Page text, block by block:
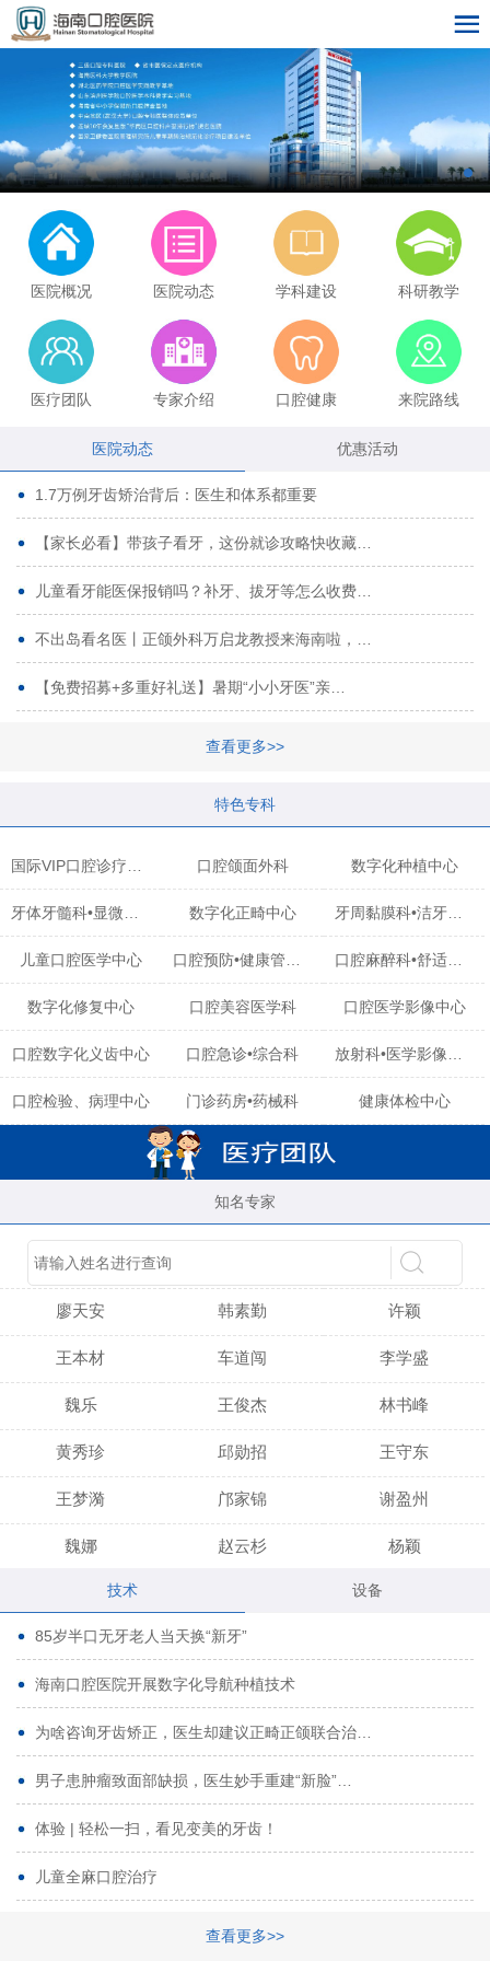
医院概况 医院动态 学科建设 科研教学
医疗团队 专家介绍 口腔健康 来院路线
医院动态 优惠活动
1.7万例牙齿矫治背后：医生和体系都重要
【家长必看】带孩子看牙，这份就诊攻略快收藏…
儿童看牙能医保报销吗？补牙、拔牙等怎么收费…
不出岛看名医丨正颌外科万启龙教授来海南啦，…
【免费招募+多重好礼送】暑期“小小牙医”亲…
查看更多>>
特色专科
口腔颌面外科 数字化种植中心
数字化正畸中心 牙周黏膜科•洁牙中心
儿童口腔医学中心 口腔麻醉科•舒适化诊疗中心
数字化修复中心 口腔美容医学科 口腔医学影像中心
口腔数字化义齿中心 口腔急诊•综合科
口腔检验、病理中心 门诊药房•药械科 健康体检中心
知名专家
陈育玲 吴晓桃
廖天安 韩素勤 许颖
王本材 车道闯 李学盛
魏乐 王俊杰 林书峰
黄秀珍 邱勋招 王守东
王梦漪 邝家锦 谢盈州
魏娜 赵云杉 杨颖
黄启龙
代艳虹 林芳诚
曹香林 姜炳华
姚宗将 梁春晓
林夏羽 颜晶
路娜 商晔
周碧玲
技术 设备
85岁半口无牙老人当天换“新牙”
海南口腔医院开展数字化导航种植技术
为啥咨询牙齿矫正，医生却建议正畸正颌联合治…
男子患肿瘤致面部缺损，医生妙手重建“新脸”…
体验 | 轻松一扫，看见变美的牙齿！
儿童全麻口腔治疗
查看更多>>